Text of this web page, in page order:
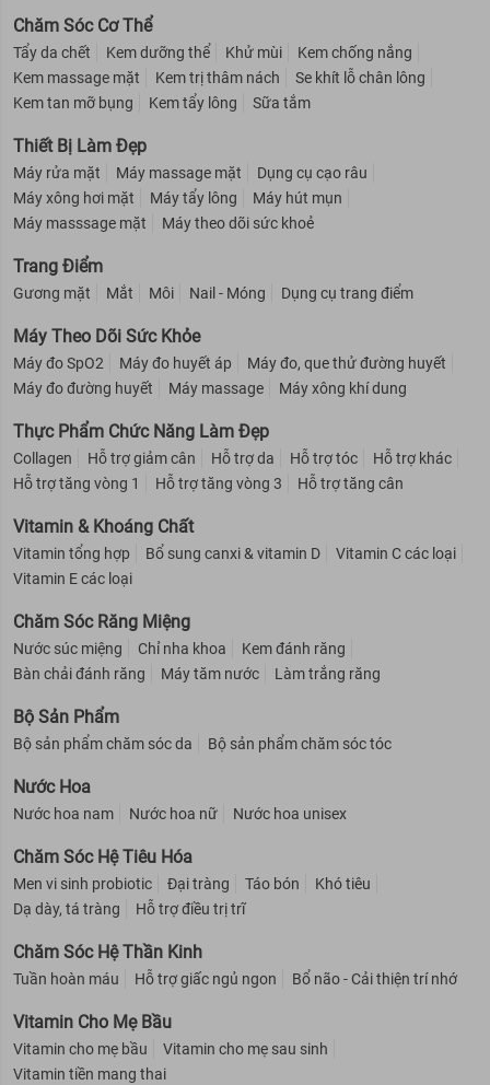
Chăm Sóc Cơ Thể
Tẩy da chết Kem dưỡng thể Khử mùi
Kem chống nắng
Kem massage mặt
Kem trị thâm nách
Se khít lỗ chân lông
Kem tan mỡ bụng
Kem tẩy lông Sữa tắm
Thiết Bị Làm Đẹp
Máy rửa mặt Máy massage mặt
Dụng cụ cạo râu
Máy xông hơi mặt
Máy tẩy lông
Máy hút mụn
Máy masssage mặt
Máy theo dõi sức khoẻ
Trang Điểm
Gương mặt Mắt Môi Nail - Móng Dụng cụ trang điểm
Máy Theo Dõi Sức Khỏe
Máy đo SpO2 Máy đo huyết áp
Máy đo, que thử đường huyết
Máy đo đường huyết
Máy massage Máy xông khí dung
Thực Phẩm Chức Năng Làm Đẹp
Collagen Hỗ trợ giảm cân Hỗ trợ da Hỗ trợ tóc
Hỗ trợ khác
Hỗ trợ tăng vòng 1
Hỗ trợ tăng vòng 3 Hỗ trợ tăng cân
Vitamin & Khoáng Chất
Vitamin tổng hợp Bổ sung canxi & vitamin D
Vitamin C các loại
Vitamin E các loại
Chăm Sóc Răng Miệng
Nước súc miệng Chỉ nha khoa
Kem đánh răng
Bàn chải đánh răng
Máy tăm nước Làm trắng răng
Bộ Sản Phẩm
Bộ sản phẩm chăm sóc da Bộ sản phẩm chăm sóc tóc
Nước Hoa
Nước hoa nam Nước hoa nữ Nước hoa unisex
Chăm Sóc Hệ Tiêu Hóa
Men vi sinh probiotic Đại tràng Táo bón
Khó tiêu
Dạ dày, tá tràng
Hỗ trợ điều trị trĩ
Chăm Sóc Hệ Thần Kinh
Tuần hoàn máu Hỗ trợ giấc ngủ ngon Bổ não - Cải thiện trí nhớ
Vitamin Cho Mẹ Bầu
Vitamin cho mẹ bầu
Vitamin cho mẹ sau sinh
Vitamin tiền mang thai